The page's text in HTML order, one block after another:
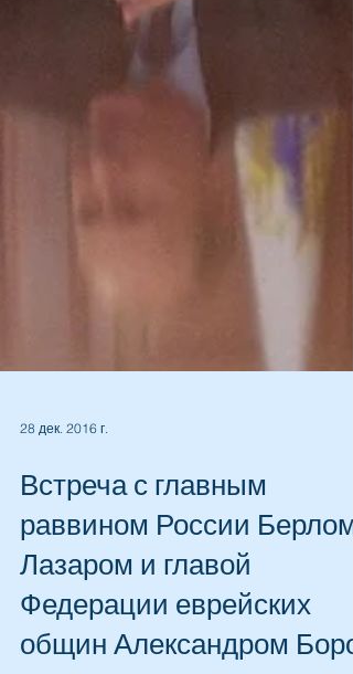
28 дек. 2016 г.
Встреча с главным
раввином России Берлом
Лазаром и главой